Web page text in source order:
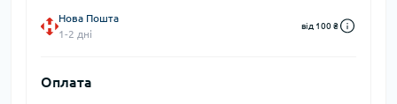
Нова Пошта
1-2 дні
від 100 ₴
Оплата